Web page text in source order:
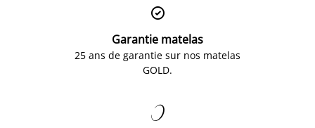

Garantie matelas
25 ans de garantie sur nos matelas
GOLD.
